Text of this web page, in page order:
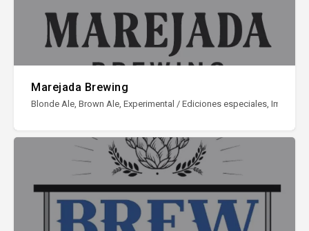
Marejada Brewing
Blonde Ale, Brown Ale, Experimental / Ediciones especiales, Imperial